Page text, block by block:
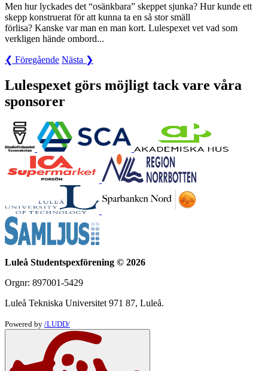
Men hur lyckades det “osänkbara” skeppet sjunka? Hur kunde ett
skepp konstruerat för att kunna ta en så stor smäll
förlisa? Kanske var man en man kort. Lulespexet vet vad som
verkligen hände ombord...
❮ Föregående Nästa ❯
Lulespexet görs möjligt tack vare våra
sponsorer
Luleå Studentspexförening © 2026
Orgnr: 897001-5429
Luleå Tekniska Universitet 971 87, Luleå.
Powered by /LUDD/